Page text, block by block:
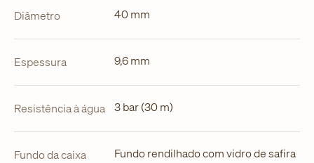
Diâmetro 40 mm
Espessura 9,6 mm
Resistência à água 3 bar (30 m)
Fundo da caixa Fundo rendilhado com vidro de safira